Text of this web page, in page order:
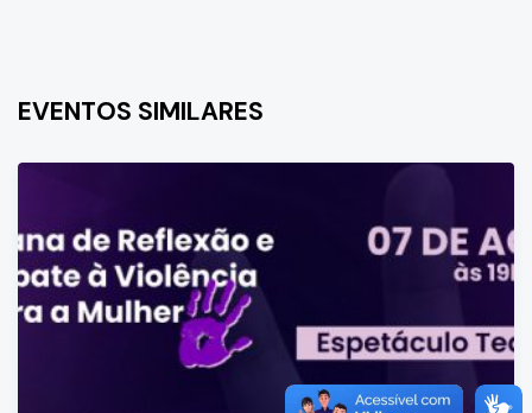
EVENTOS SIMILARES